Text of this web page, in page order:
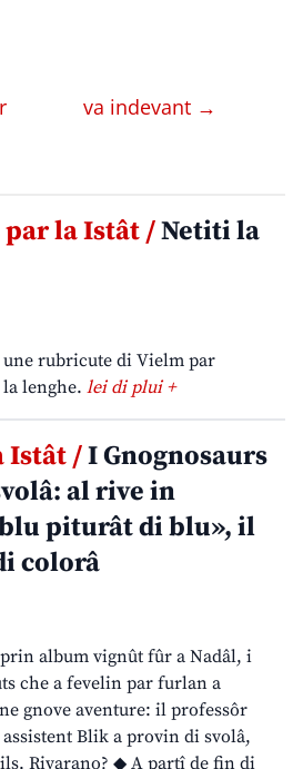
va indevant →
la Istât /Netiti la
rubricute di Vielm par
lenghe. lei di plui +
Istât /I Gnognosaurs
al rive in
piturât di blu», il
colorâ
prin album vignût fûr a Nadâl, i
che a fevelin par furlan a
gnove aventure: il professôr
Blik a provin di svolâ,
Rivarano? ◆ A partî de fin di